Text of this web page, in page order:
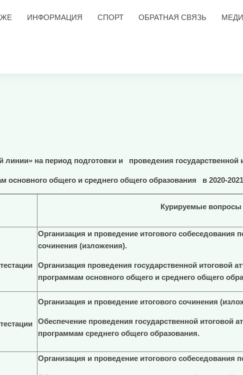
ИНФОРМАЦИЯ СПОРТ ОБРАТНАЯ СВЯЗЬ
линии» на период подготовки и проведения государственной
основного общего и среднего общего образования в 2020-
Курируемые вопросы
Организация и проведение итогового собеседования
сочинения (изложения).
Организация проведения государственной итоговой
программам основного общего и среднего общего
Организация и проведение итогового сочинения
Обеспечение проведения государственной итоговой
программам среднего общего образования.
Организация и проведение итогового собеседования